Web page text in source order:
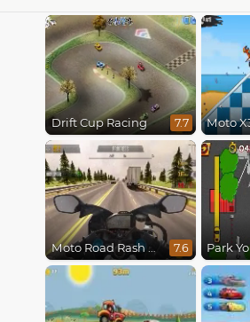
Drift Cup Racing 7.7
Moto Road Rash 3D 7.6 Park